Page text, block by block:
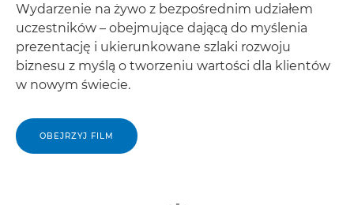
Wydarzenie na żywo z bezpośrednim udziałem
uczestników – obejmujące dającą do myślenia
prezentację i ukierunkowane szlaki rozwoju
biznesu z myślą o tworzeniu wartości dla klientów
w nowym świecie.
OBEJRZYJ FILM